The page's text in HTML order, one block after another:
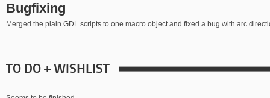
Bugfixing
Merged the plain GDL scripts to one macro object and fixed a bug with arc
TO DO + WISHLIST